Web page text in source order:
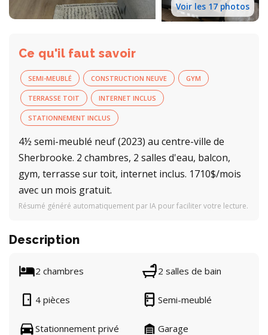
Voir les 17 photos
Ce qu'il faut savoir
SEMI-MEUBLÉ CONSTRUCTION NEUVE GYM
TERRASSE TOIT INTERNET INCLUS
STATIONNEMENT INCLUS
4½ semi-meublé neuf (2023) au centre-ville de
Sherbrooke. 2 chambres, 2 salles d'eau, balcon,
gym, terrasse sur toit, internet inclus. 1710$/mois
avec un mois gratuit.
Résumé généré automatiquement par IA pour faciliter votre lecture.
Description
2 chambres 2 salles de bain
4 pièces Semi-meublé
Stationnement privé Garage